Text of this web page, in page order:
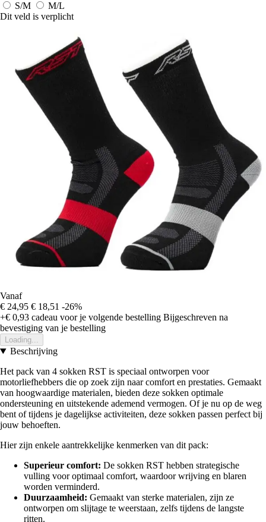
S/M
M/L
Dit veld is verplicht
Vanaf
€ 24,95 € 18,51 -26%
+€ 0,93 cadeau voor je volgende bestelling Bijgeschreven na
bevestiging van je bestelling
Loading...
Beschrijving
Het pack van 4 sokken RST is speciaal ontworpen voor
motorliefhebbers die op zoek zijn naar comfort en prestaties. Gemaakt
van hoogwaardige materialen, bieden deze sokken optimale
ondersteuning en uitstekende ademend vermogen. Of je nu op de weg
bent of tijdens je dagelijkse activiteiten, deze sokken passen perfect bij
jouw behoeften.
Hier zijn enkele aantrekkelijke kenmerken van dit pack:
Superieur comfort: De sokken RST hebben strategische
vulling voor optimaal comfort, waardoor wrijving en blaren
worden verminderd.
Duurzaamheid: Gemaakt van sterke materialen, zijn ze
ontworpen om slijtage te weerstaan, zelfs tijdens de langste
ritten.